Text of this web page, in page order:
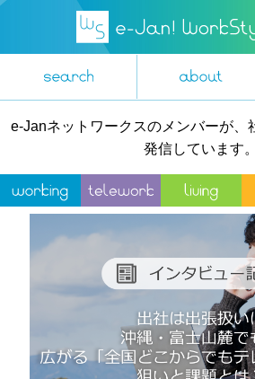
e-Janネットワークスのメンバーが、
発信しています。